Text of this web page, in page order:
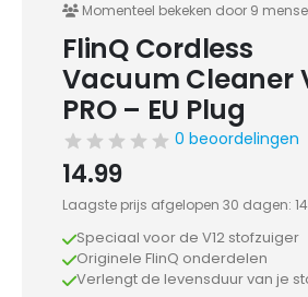
Momenteel bekeken door 9
FlinQ Cordless
Vacuum Cleaner
PRO – EU Plug
0 beoordelingen
14.99
Laagste prijs afgelopen 30 dagen:
Speciaal voor de V12 stofzuiger
Originele FlinQ onderdelen
Verlengt de levensduur van je